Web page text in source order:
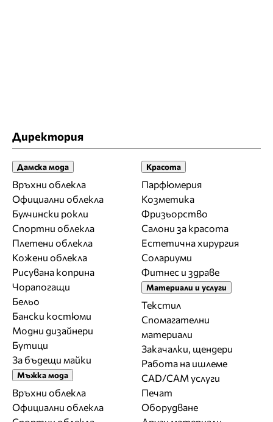
Директория
Дамска мода
Връхни облекла
Официални облекла
Булчински рокли
Спортни облекла
Плетени облекла
Кожени облекла
Рисувана коприна
Чорапогащи
Бельо
Бански костюми
Модни дизайнери
Бутици
За бъдещи майки
Мъжка мода
Връхни облекла
Официални облекла
Красота
Парфюмерия
Козметика
Фризьорство
Салони за красота
Естетична хирургия
Солариуми
Фитнес и здраве
Материали и услуги
Текстил
Спомагателни
материали
Закачалки, щендери
Работа на ишлеме
CAD/CAM услуги
Печат
Оборудване